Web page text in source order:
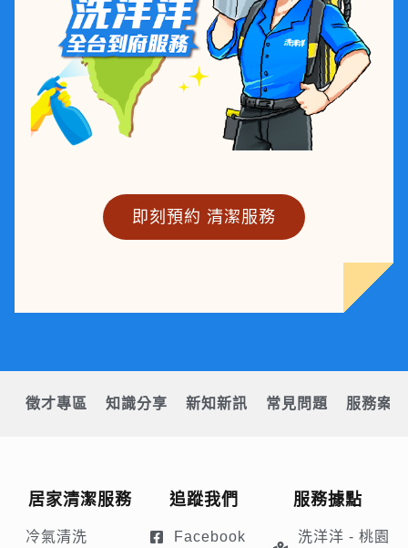
即刻預約 清潔服務
徵才專區 知識分享 新知新訊 常見問題 服務案例
居家清潔服務
冷氣清洗
追蹤我們
Facebook
服務據點
洗洋洋 - 桃園